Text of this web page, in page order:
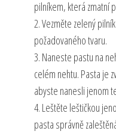
pilníkem, která zmatní
2. Vezměte zelený
požadovaného tvaru.
3. Naneste pastu na
celém nehtu. Pasta je
abyste nanesli jenom
4. Leštěte leštičkou
pasta správně